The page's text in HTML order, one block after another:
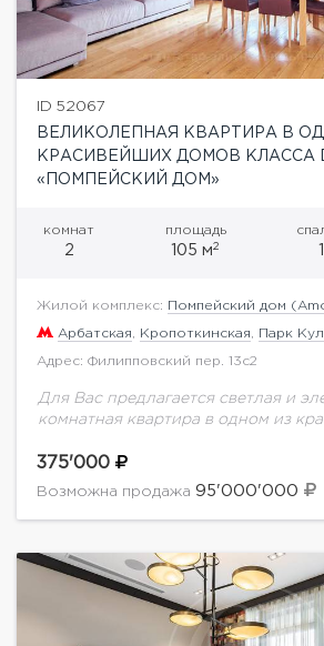
ID 52067
ВЕЛИКОЛЕПНАЯ КВАРТИРА В
КРАСИВЕЙШИХ ДОМОВ КЛАССА
«ПОМПЕЙСКИЙ ДОМ»
комнат
2
площадь
105 м2 1
Жилой комплекс: Помпейский дом
Арбатская Кропоткинская Парк
Адрес: Филипповский пер. 13с2
Для Вас предлагается светлая и
комнатная квартира в одном из
105 м.кв. Из окон квартиры
375'000
Возможна продажа 95'000'000